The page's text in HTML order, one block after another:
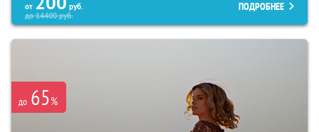
от
руб.
до14400руб.
ПОДРОБНЕЕ
до 65%